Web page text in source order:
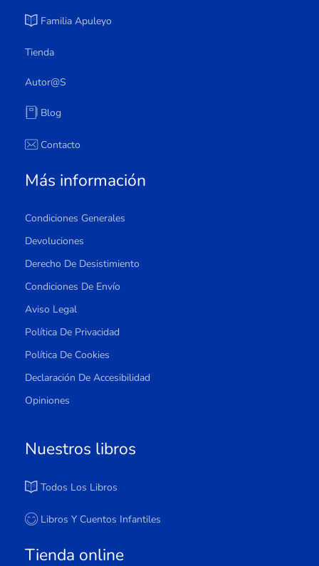
Familia Apuleyo
Tienda
Autor@s
Blog
Contacto
Más información
Condiciones Generales
Devoluciones
Derecho De Desistimiento
Condiciones De Envío
Aviso Legal
Política De Privacidad
Política De Cookies
Declaración De Accesibilidad
Opiniones
Nuestros libros
Todos Los Libros
Libros Y Cuentos Infantiles
Tienda online